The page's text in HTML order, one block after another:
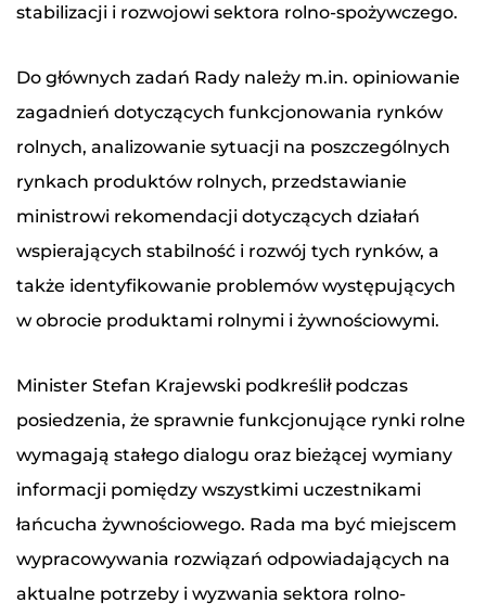
stabilizacji i rozwojowi sektora rolno-spożywczego.
Do głównych zadań Rady należy m.in. opiniowanie
zagadnień dotyczących funkcjonowania rynków
rolnych, analizowanie sytuacji na poszczególnych
rynkach produktów rolnych, przedstawianie
ministrowi rekomendacji dotyczących działań
wspierających stabilność i rozwój tych rynków, a
także identyfikowanie problemów występujących
w obrocie produktami rolnymi i żywnościowymi.
Minister Stefan Krajewski podkreślił podczas
posiedzenia, że sprawnie funkcjonujące rynki rolne
wymagają stałego dialogu oraz bieżącej wymiany
informacji pomiędzy wszystkimi uczestnikami
łańcucha żywnościowego. Rada ma być miejscem
wypracowywania rozwiązań odpowiadających na
aktualne potrzeby i wyzwania sektora rolno-